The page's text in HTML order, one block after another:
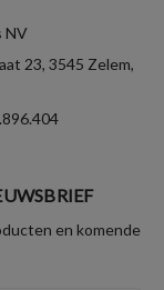
NV
23, 3545 Zelem,
en komende